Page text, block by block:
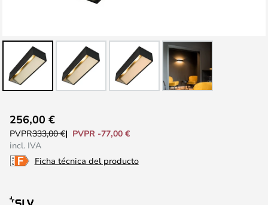
comienzo
de
de
256,00 €
PVPR333,00 €
PVPR -77,00 €
incl. IVA
Ficha técnica del producto